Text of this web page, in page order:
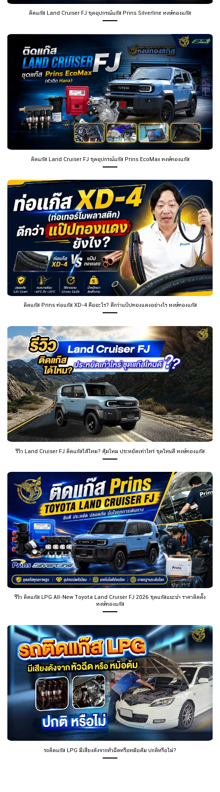
ติดแก๊ส Land Cruiser FJ ชุดอุปกรณ์แก๊ส Prins Silverline หงษ์ทองแก๊ส
ติดแก๊ส Land Cruiser FJ ชุดอุปกรณ์แก๊ส Prins EcoMax หงษ์ทองแก๊ส
ติดแก๊ส Prins ท่อแก๊ส XD-4 คืออะไร? ดีกว่าแป๊ปทองแดงอย่างไร หงษ์ทองแก๊ส
รีวิว Land Cruiser FJ ติดแก๊สได้ไหม? คุ้มไหม ประหยัดเท่าไหร่ ชุดไหนดี หงษ์ทองแก๊ส
รีวิว ติดแก๊ส LPG All-New Toyota Land Cruiser FJ 2026 ชุดแก๊สแนะนำ ราคาติดตั้ง
หงษ์ทองแก๊ส
รถติดแก๊ส LPG มีเสียงดังจากหัวฉีดหรือหม้อต้ม ปกติหรือไม่?